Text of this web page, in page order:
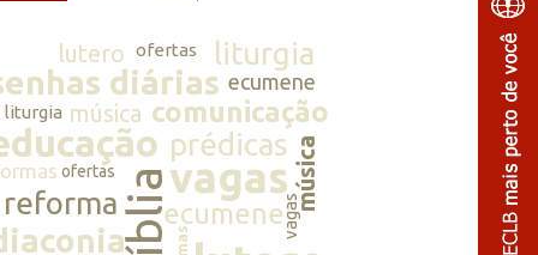
lutero ofertas liturgia
diárias ecumene
liturgia música comunicação
prédicasmúsica
ofertasbíbliavagas
reforma ecumenevagas